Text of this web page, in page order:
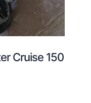
Cruise 150